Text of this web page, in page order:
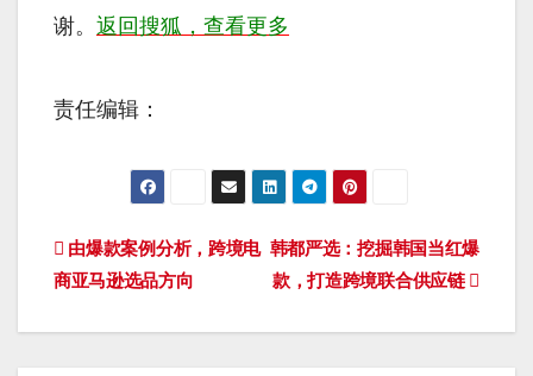
谢。 返回搜狐，查看更多
责任编辑：
文
章
韩都严选：挖掘韩国当红爆
款，打造跨境联合供应链
由爆款案例分析，跨境电
商亚马逊选品方向